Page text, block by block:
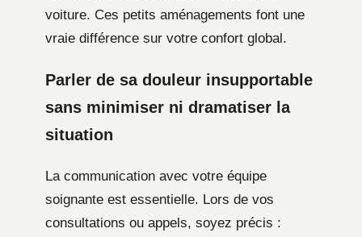
voiture. Ces petits aménagements font une
vraie différence sur votre confort global.
Parler de sa douleur insupportable
sans minimiser ni dramatiser la
situation
La communication avec votre équipe
soignante est essentielle. Lors de vos
consultations ou appels, soyez précis :